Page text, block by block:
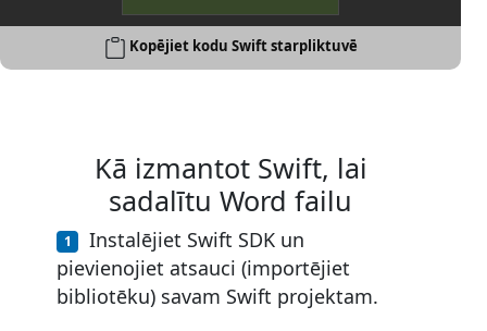
Kopējiet kodu Swift starpliktuvē
Kā izmantot Swift, lai
sadalītu Word failu
Instalējiet Swift SDK un
pievienojiet atsauci (importējiet
bibliotēku) savam Swift projektam.